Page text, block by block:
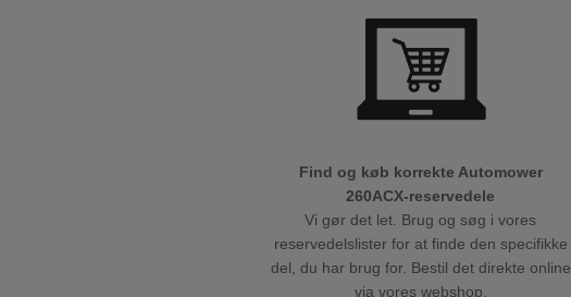
Find og køb korrekte Automower
260ACX-reservedele
Vi gør det let. Brug og søg i vores
reservedelslister for at finde den specifikke
del, du har brug for. Bestil det direkte online
via vores webshop.